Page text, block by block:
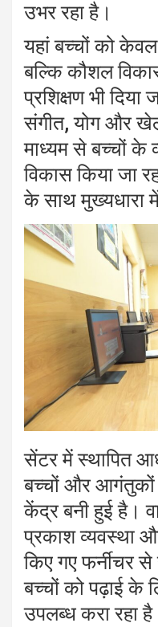
उभर रहा है।
यहां बच्चों को केवल
बल्कि कौशल
प्रशिक्षण भी दिया
संगीत, योग और
माध्यम से बच्चों के
विकास किया जा
के साथ मुख्यधारा
सेंटर में स्थापित
बच्चों और आगंतुकों
केंद्र बनी हुई है।
प्रकाश व्यवस्था
किए गए फर्नीचर
बच्चों को पढ़ाई के
उपलब्ध करा रहा